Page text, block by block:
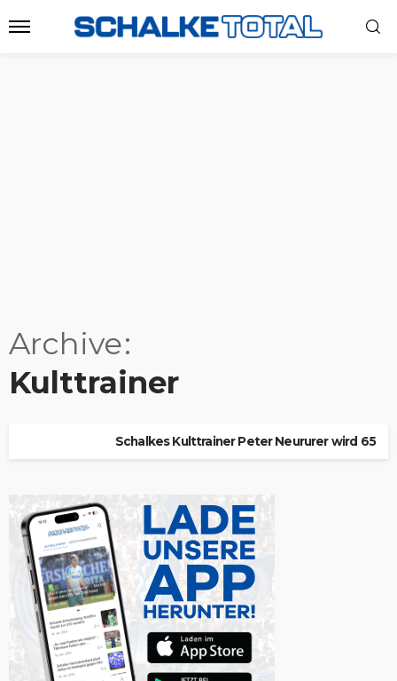
Archive
Kulttrainer
Schalkes Kulttrainer Peter Neururer wird 65